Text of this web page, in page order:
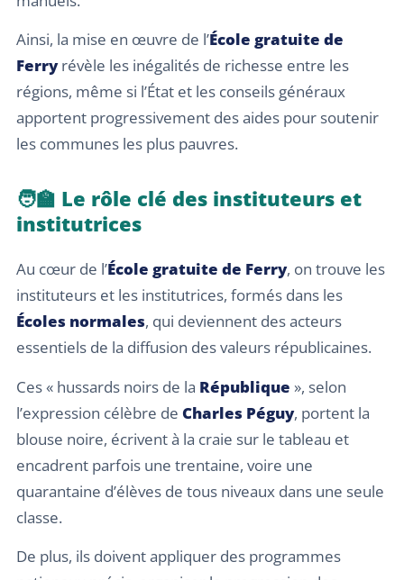
Ainsi, la mise en œuvre de l’École gratuite de
Ferryrévèle les inégalités de richesse entre les
régions, même si l’État et les conseils généraux
apportent progressivement des aides pour soutenir
les communes les plus pauvres.
🧑‍🏫 Le rôle clé des instituteurs et
institutrices
Au cœur de l’École gratuite de Ferry, on trouve les
instituteurs et les institutrices, formés dans les
Écoles normales, qui deviennent des acteurs
essentiels de la diffusion des valeurs républicaines.
Ces « hussards noirs de la République », selon
l’expression célèbre de Charles Péguy, portent la
blouse noire, écrivent à la craie sur le tableau et
encadrent parfois une trentaine, voire une
quarantaine d’élèves de tous niveaux dans une seule
classe.
De plus, ils doivent appliquer des programmes